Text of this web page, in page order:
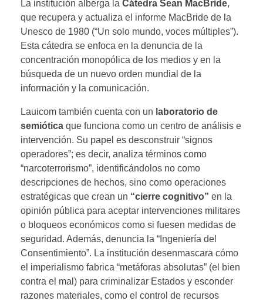
La institución alberga la Cátedra Sean MacBride,
que recupera y actualiza el informe MacBride de la
Unesco de 1980 (“Un solo mundo, voces múltiples”).
Esta cátedra se enfoca en la denuncia de la
concentración monopólica de los medios y en la
búsqueda de un nuevo orden mundial de la
información y la comunicación.
Lauicom también cuenta con un laboratorio de
semiótica que funciona como un centro de análisis e
intervención. Su papel es desconstruir “signos
operadores”; es decir, analiza términos como
“narcoterrorismo”, identificándolos no como
descripciones de hechos, sino como operaciones
estratégicas que crean un “cierre cognitivo” en la
opinión pública para aceptar intervenciones militares
o bloqueos económicos como si fuesen medidas de
seguridad. Además, denuncia la “Ingeniería del
Consentimiento”. La institución desenmascara cómo
el imperialismo fabrica “metáforas absolutas” (el bien
contra el mal) para criminalizar Estados y esconder
razones materiales, como el control de recursos